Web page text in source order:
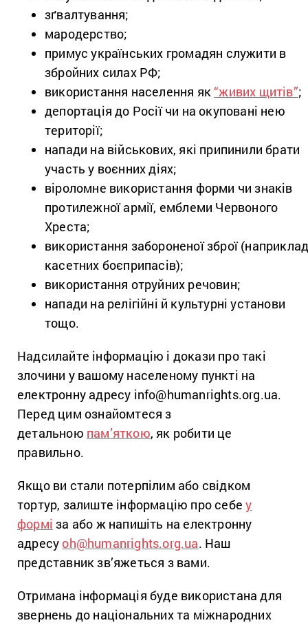
зґвалтування;
мародерство;
примус українських громадян служити в
збройних силах РФ;
використання населення як“живих щитів”;
депортація до Росії чи на окуповані нею
території;
напади на військових, які припинили брати
участь у воєнних діях;
віроломне використання форми чи знаків
протилежної армії, емблеми Червоного
Хреста;
використання забороненої зброї
касетних боєприпасів);
використання отруйних речовин;
напади на релігійні й культурні установи
тощо.
Надсилайте інформацію і докази про такі
злочини у вашому населеному пункті на
електронну адресу info@humanrights.org.ua.
Перед цим ознайомтеся з
детальною пам’яткою, як робити це
правильно.
Якщо ви стали потерпілим або свідком
тортур, залиште інформацію про себеу
формі за або ж напишіть на електронну
адресу oh@humanrights.org.ua. Наш
представник зв’яжеться з вами.
Отримана інформація буде використана для
звернень до національних та міжнародних